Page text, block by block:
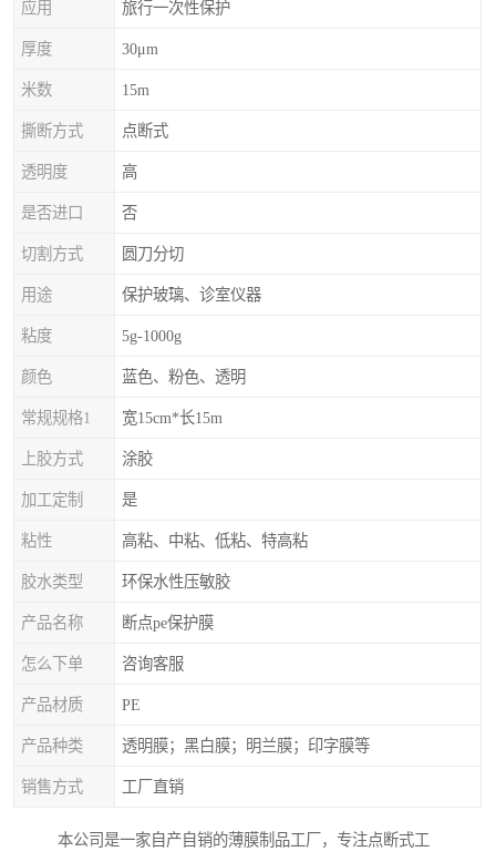
应用 旅行一次性保护
厚度 30μm
米数 15m
撕断方式 点断式
透明度 高
是否进口 否
切割方式 圆刀分切
用途 保护玻璃、诊室仪器
粘度 5g-1000g
颜色 蓝色、粉色、透明
常规规格1 宽15cm*长15m
上胶方式 涂胶
加工定制 是
粘性 高粘、中粘、低粘、特高粘
胶水类型 环保水性压敏胶
产品名称 断点pe保护膜
怎么下单 咨询客服
产品材质 PE
产品种类 透明膜；黑白膜；明兰膜；印字膜等
销售方式 工厂直销
本公司是一家自产自销的薄膜制品工厂，专注点断式工